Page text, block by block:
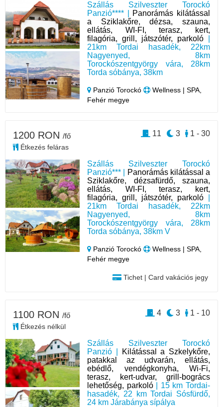
Szállás Szilveszter Torockó
Panzió**** | Panorámás kilátással
a Sziklakőre, dézsa, szauna,
ellátás, WI-FI, terasz, kert,
filagória, grill, játszótér, parkoló
21km Tordai hasadék, 22km
Nagyenyed, 8km
Torockószentgyörgy vára, 28km
Torda sóbánya, 38km
Panzió Torockó
Wellness | SPA,
Fehér megye
Szállás Szilveszter Torockó
Panzió*** |
Panorámás kilátással a
Sziklakőre, dézsafürdő, szauna,
ellátás, WI-FI, terasz, kert,
filagória, grill, játszótér, parkoló
21km Tordai hasadék, 22km
Nagyenyed, 8km
Torockószentgyörgy vára, 28km
Torda sóbánya, 38km V
Panzió Torockó
Wellness | SPA,
Fehér megye
Tichet | Card vakációs jegy
1200 RON /fő
Étkezés feláras
1 - 30
3
11
Szállás Szilveszter Torockó
Panzió |
Kilátással a Szkelykőre,
patakkal az udvarán, ellátás,
ebédlő, vendégkonyha, Wi-Fi,
terasz, kert-udvar, grill-bogrács
lehetőség, parkoló| 15 km Tordai-
hasadék, 22 km Tordai Sósfürdő,
24 km Járabánya sípálya
1100 RON /fő
Étkezés nélkül
1 - 10
3
4